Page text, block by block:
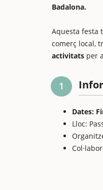
Badalona.
Aquesta festa
comerç local,
activitats per
1
Dates:
Lloc: